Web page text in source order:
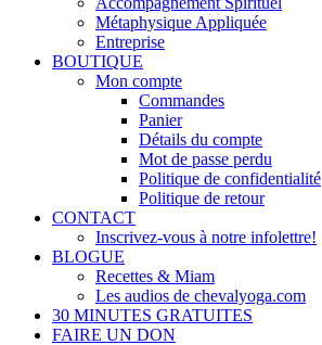
Métaphysique Appliquée
Entreprise
BOUTIQUE
Mon compte
Commandes
Panier
Détails du compte
Mot de passe perdu
Politique de confidentialité
Politique de retour
CONTACT
Inscrivez-vous à notre infolettre!
BLOGUE
Recettes & Miam
Les audios de chevalyoga.com
30 MINUTES GRATUITES
FAIRE UN DON